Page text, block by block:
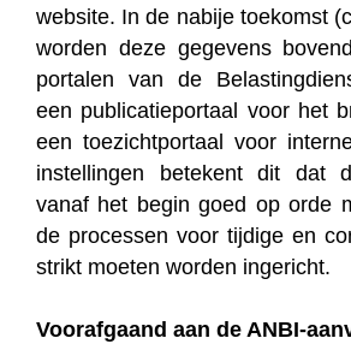
website. In de nabije toekomst
worden deze gegevens
portalen van de
een publicatieportaal voor het
een toezichtportaal voor
instellingen betekent dit dat
vanaf het begin goed op orde
de processen voor tijdige en
strikt moeten worden ingericht.
Voorafgaand aan de ANBI-